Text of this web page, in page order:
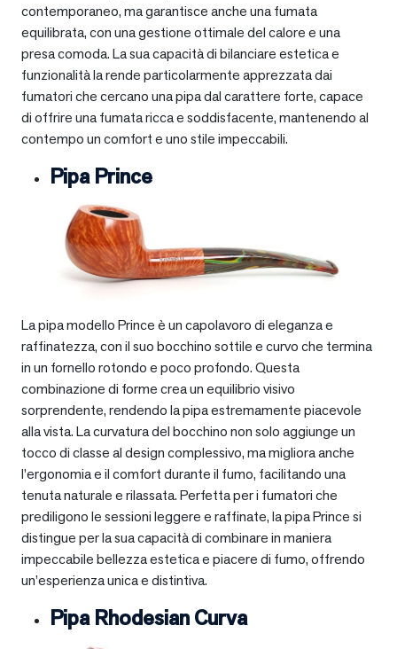
contemporaneo, ma garantisce anche una fumata
equilibrata, con una gestione ottimale del calore e una
presa comoda. La sua capacità di bilanciare estetica e
funzionalità la rende particolarmente apprezzata dai
fumatori che cercano una pipa dal carattere forte, capace
di offrire una fumata ricca e soddisfacente, mantenendo al
contempo un comfort e uno stile impeccabili.
Pipa Prince
La pipa modello Prince è un capolavoro di eleganza e
raffinatezza, con il suo bocchino sottile e curvo che termina
in un fornello rotondo e poco profondo. Questa
combinazione di forme crea un equilibrio visivo
sorprendente, rendendo la pipa estremamente piacevole
alla vista. La curvatura del bocchino non solo aggiunge un
tocco di classe al design complessivo, ma migliora anche
l’ergonomia e il comfort durante il fumo, facilitando una
tenuta naturale e rilassata. Perfetta per i fumatori che
prediligono le sessioni leggere e raffinate, la pipa Prince si
distingue per la sua capacità di combinare in maniera
impeccabile bellezza estetica e piacere di fumo, offrendo
un’esperienza unica e distintiva.
Pipa Rhodesian Curva